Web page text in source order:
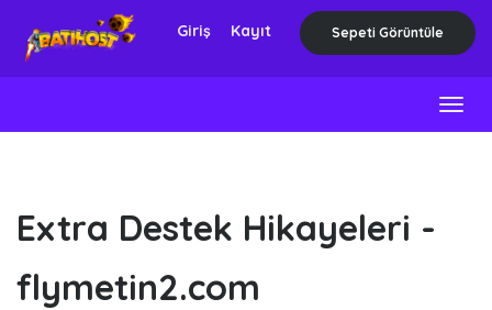
Giriş Kayıt Sepeti Görüntüle
Extra Destek Hikayeleri -
flymetin2.com